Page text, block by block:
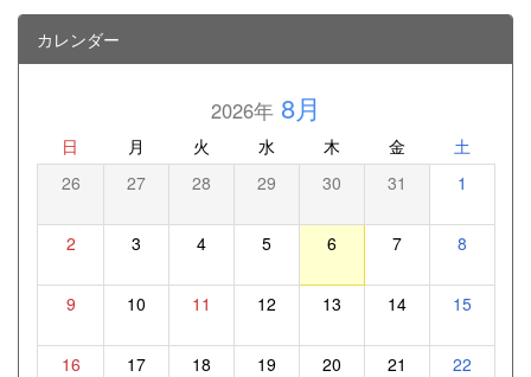
カレンダー
2026年8月
日 月 火 水 木 金 土
26 27 28 29 30 31 1
2 3 4 5 6 7 8
9 10 11 12 13 14 15
16 17 18 19 20 21 22